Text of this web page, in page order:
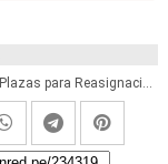
MINEDU: Prepublicación de Plazas para Reasignación Docente 2021 (Actualizado 15 Setiembre)